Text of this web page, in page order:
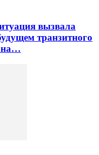
вызвала
транзитного
на…